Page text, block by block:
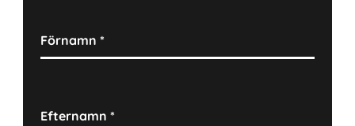
Förnamn*
Efternamn*